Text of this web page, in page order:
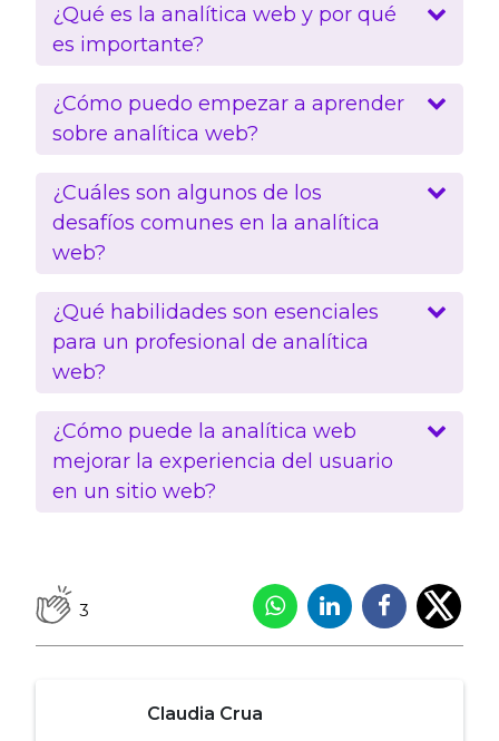
¿Qué es la analítica web y por qué
es importante?
¿Cómo puedo empezar a aprender
sobre analítica web?
¿Cuáles son algunos de los
desafíos comunes en la analítica
web?
¿Qué habilidades son esenciales
para un profesional de analítica
web?
¿Cómo puede la analítica web
mejorar la experiencia del usuario
en un sitio web?
3
Claudia Crua